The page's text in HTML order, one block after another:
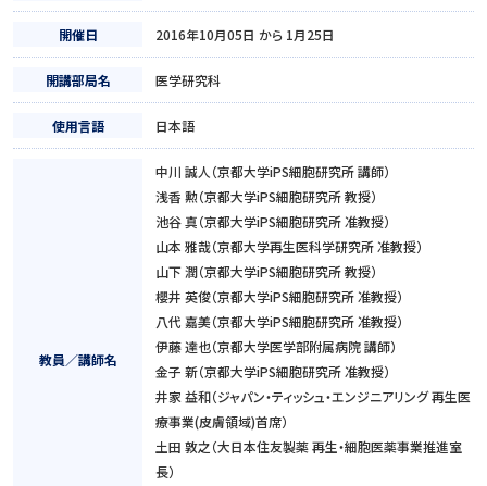
開催日 2016年10月05日 から 1月25日
開講部局名 医学研究科
使用言語 日本語
教員／講師名
中川 誠人（京都大学iPS細胞研究所 講師）
浅香 勲（京都大学iPS細胞研究所 教授）
池谷 真（京都大学iPS細胞研究所 准教授）
山本 雅哉（京都大学再生医科学研究所 准教授）
山下 潤（京都大学iPS細胞研究所 教授）
櫻井 英俊（京都大学iPS細胞研究所 准教授）
八代 嘉美（京都大学iPS細胞研究所 准教授）
伊藤 達也（京都大学医学部附属病院 講師）
金子 新（京都大学iPS細胞研究所 准教授）
井家 益和（ジャパン・ティッシュ・エンジニアリング 再生医
療事業(皮膚領域)首席）
土田 敦之（大日本住友製薬 再生・細胞医薬事業推進室
長）